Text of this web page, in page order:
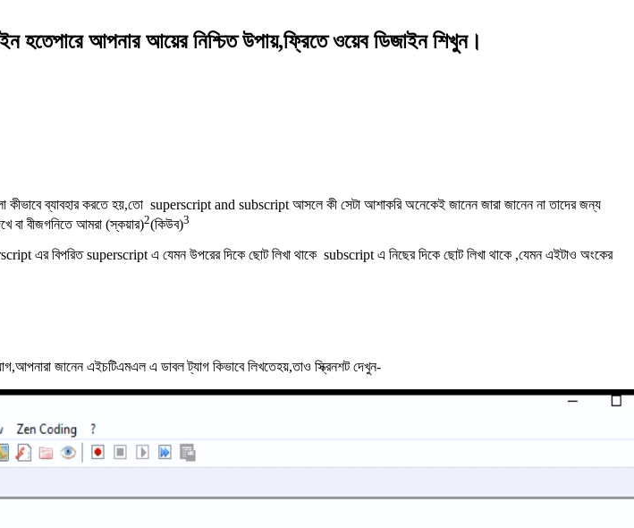
আপনার আয়ের নিশ্চিত উপায়,ফ্রিতে ওয়েব ডিজাইন শিখুন।
ব্যাবহার করতে হয়,তো superscript and subscript আসলে কী সেটা আশাকরি অনেকেই জানেন জারা জানেন না তাদের জন্য
বা বীজগনিতে আমরা (স্কয়ার)2(কিউব)3
এর বিপরিত superscript এ যেমন উপরের দিকে ছোট লিখা থাকে subscript এ নিছের দিকে ছোট লিখা থাকে ,যেমন এইটাও অংকের
জানেন এইচটিএমএল এ ডাবল ট্যাগ কিভাবে লিখতেহয়,তাও স্ক্রিনশট দেখুন-